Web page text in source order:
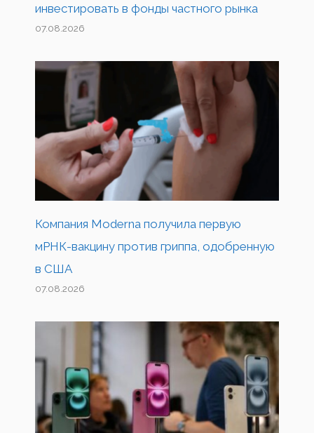
инвестировать в фонды частного рынка
07.08.2026
Компания Moderna получила первую
мРНК-вакцину против гриппа, одобренную
в США
07.08.2026